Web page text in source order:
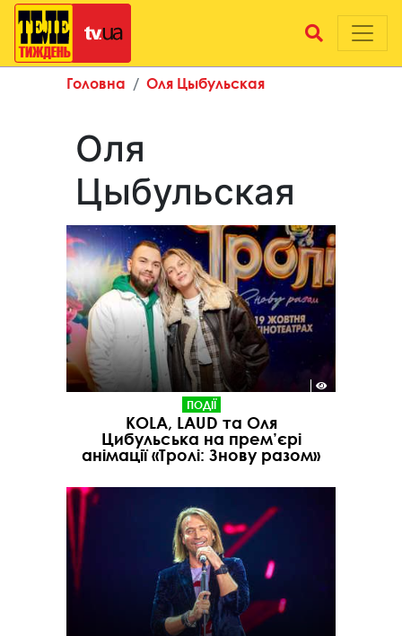
Головна Оля Цыбульская
Оля
Цыбульская
ПОДІЇ
KOLA, LAUD та Оля
Цибульська на прем’єрі
анімації «Тролі: Знову разом»